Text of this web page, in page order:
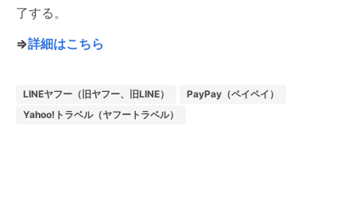
了する。
⇒詳細はこちら
LINEヤフー（旧ヤフー、旧LINE）
PayPay（ペイペイ）
Yahoo!トラベル（ヤフートラベル）